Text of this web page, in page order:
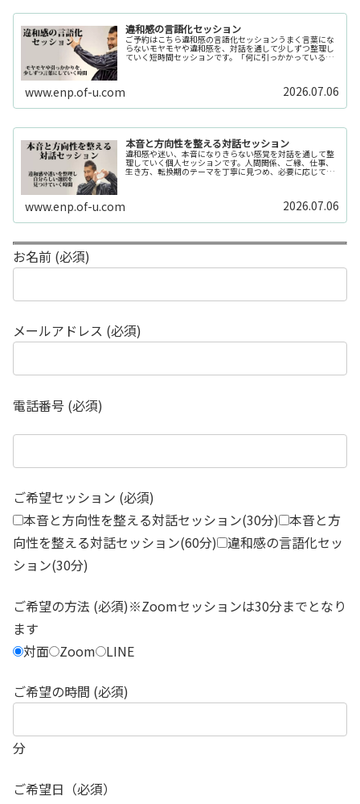
違和感の言語化セッション
ご予約はこちら違和感の言語化セッションうまく言葉にな
らないモヤモヤや違和感を、対話を通して少しずつ整理し
ていく短時間セッションです。「何に引っかかっているの
www.enp.of-u.com 2026.07.06
本音と方向性を整える対話セッション
違和感や迷い、本音になりきらない感覚を対話を通して整
理していく個人セッションです。人間関係、ご縁、仕事、
生き方、転換期のテーマを丁寧に見つめ、必要に応じてカ
www.enp.of-u.com 2026.07.06
お名前 (必須)
メールアドレス (必須)
電話番号 (必須)
ご希望セッション (必須)
本音と方向性を整える対話セッション(30分) 本音と方
向性を整える対話セッション(60分) 違和感の言語化セッ
ション(30分)
ご希望の方法 (必須)※Zoomセッションは30分までとなり
ます
対面 Zoom LINE
ご希望の時間 (必須)
分
ご希望日（必須）